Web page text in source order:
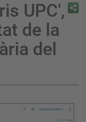
UPC',
de la
del